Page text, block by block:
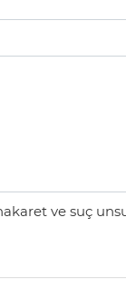
ve suç